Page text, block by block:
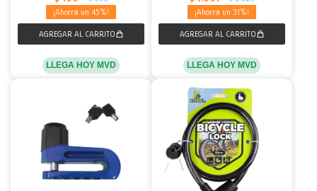
45
LLEGA HOY MVD
31
LLEGA HOY MVD